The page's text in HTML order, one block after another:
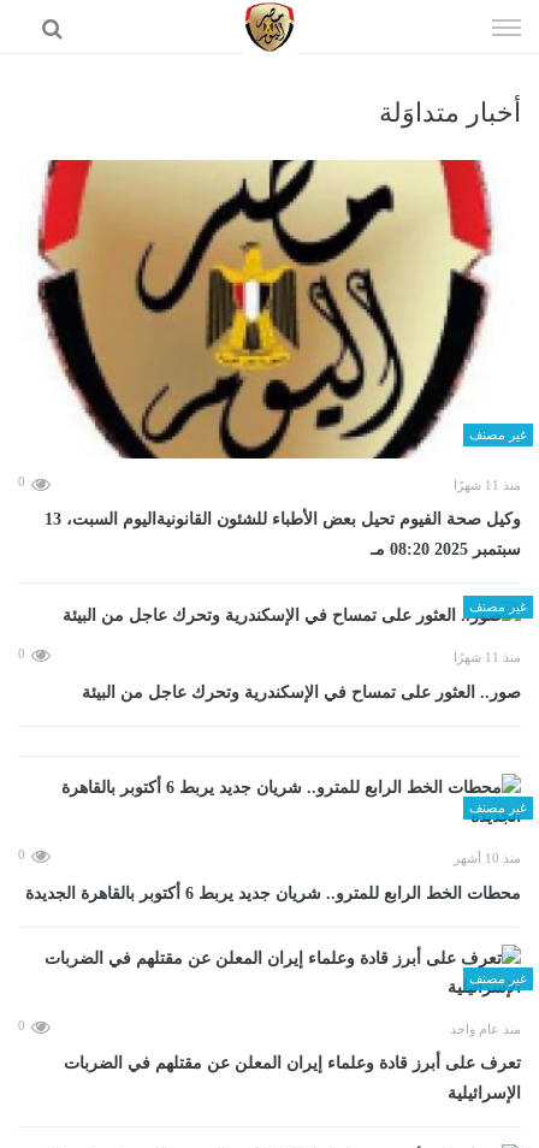
الى
أخبار متداوَلة
غير مصنف
منذ 11 شهرًا 0
وكيل صحة الفيوم تحيل بعض الأطباء للشئون القانونيةاليوم السبت، 13
سبتمبر 2025 08:20 مـ
غير مصنف
منذ 11 شهرًا 0
صور.. العثور على تمساح في الإسكندرية وتحرك عاجل من البيئة
غير مصنف
منذ 10 أشهر 0
محطات الخط الرابع للمترو.. شريان جديد يربط 6 أكتوبر بالقاهرة الجديدة
غير مصنف
منذ عام واحد 0
تعرف على أبرز قادة وعلماء إيران المعلن عن مقتلهم في الضربات
الإسرائيلية